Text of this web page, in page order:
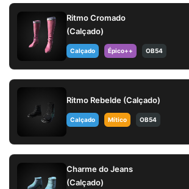
Ritmo Cromado
(Calçado)
Calçado Épico++ OB54
Ritmo Rebelde (Calçado)
Calçado Mítico OB54
Charme do Jeans
(Calçado)